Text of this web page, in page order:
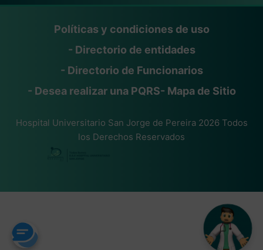
Gracias
por
contactarse
con la
E.S.E
Hospital
Políticas y condiciones de uso
- Directorio de entidades
- Directorio de Funcionarios
- Desea realizar una PQRS- Mapa de Sitio
Hospital Universitario San Jorge de Pereira 2026 Todos
los Derechos Reservados